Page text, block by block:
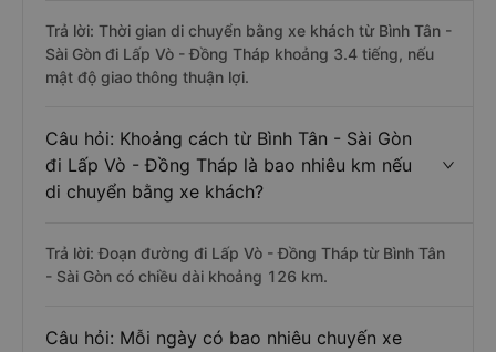
Trả lời: Thời gian di chuyển bằng xe khách từ Bình Tân -
Sài Gòn đi Lấp Vò - Đồng Tháp khoảng 3.4 tiếng, nếu
mật độ giao thông thuận lợi.
Câu hỏi: Khoảng cách từ Bình Tân - Sài Gòn
đi Lấp Vò - Đồng Tháp là bao nhiêu km nếu
di chuyển bằng xe khách?
Trả lời: Đoạn đường đi Lấp Vò - Đồng Tháp từ Bình Tân
- Sài Gòn có chiều dài khoảng 126 km.
Câu hỏi: Mỗi ngày có bao nhiêu chuyến xe